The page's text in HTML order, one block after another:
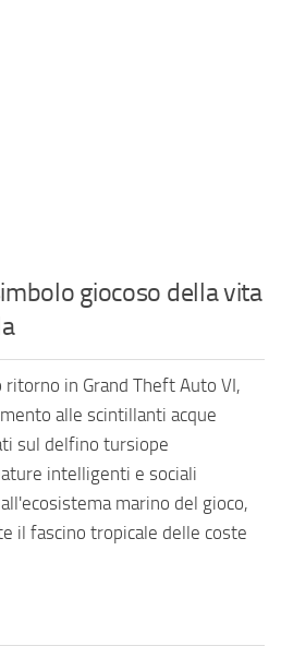
giocoso della vita
in Grand Theft Auto VI,
alle scintillanti acque
sul delfino tursiope
intelligenti e sociali
marino del gioco,
il fascino tropicale delle coste